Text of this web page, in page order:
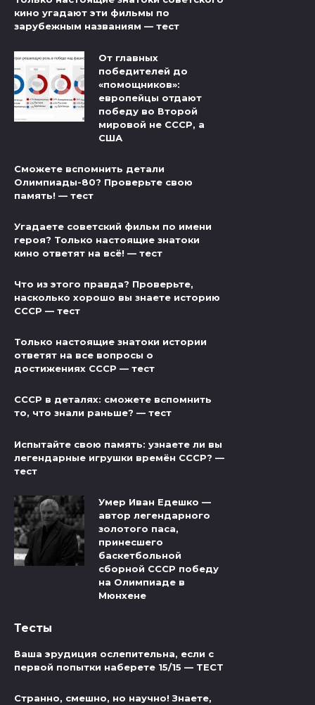
кино угадают эти фильмы по
зарубежным названиям — тест
От главных
победителей до
«помощников»:
европейцы отдают
победу во Второй
мировой не СССР, а
США
Сможете вспомнить детали
Олимпиады-80? Проверьте свою
память! — тест
Угадаете советский фильм по имени
героя? Только настоящие знатоки
кино ответят на всё! — тест
Что из этого правда? Проверьте,
насколько хорошо вы знаете историю
СССР — тест
Только настоящие знатоки истории
ответят на все вопросы о
достижениях СССР — тест
СССР в деталях: сможете вспомнить
то, что знали раньше? — тест
Испытайте свою память: узнаете ли вы
легендарные игрушки времён СССР? —
тест
Умер Иван Едешко —
автор легендарного
золотого паса,
принесшего
баскетбольной
сборной СССР победу
на Олимпиаде в
Мюнхене
Тесты
Ваша эрудиция ослепительна, если с
первой попытки наберете 15/15 — ТЕСТ
Странно, смешно, но научно! Знаете,